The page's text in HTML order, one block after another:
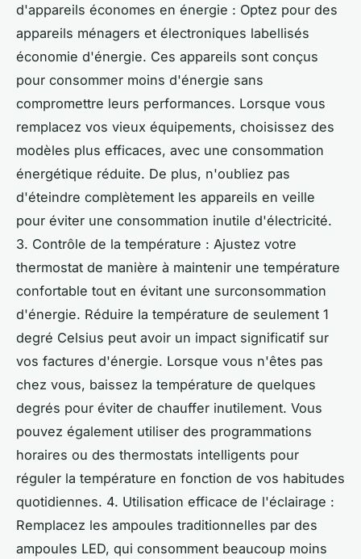
d'appareils économes en énergie : Optez pour des
appareils ménagers et électroniques labellisés
économie d'énergie. Ces appareils sont conçus
pour consommer moins d'énergie sans
compromettre leurs performances. Lorsque vous
remplacez vos vieux équipements, choisissez des
modèles plus efficaces, avec une consommation
énergétique réduite. De plus, n'oubliez pas
d'éteindre complètement les appareils en veille
pour éviter une consommation inutile d'électricité.
3. Contrôle de la température : Ajustez votre
thermostat de manière à maintenir une température
confortable tout en évitant une surconsommation
d'énergie. Réduire la température de seulement 1
degré Celsius peut avoir un impact significatif sur
vos factures d'énergie. Lorsque vous n'êtes pas
chez vous, baissez la température de quelques
degrés pour éviter de chauffer inutilement. Vous
pouvez également utiliser des programmations
horaires ou des thermostats intelligents pour
réguler la température en fonction de vos habitudes
quotidiennes. 4. Utilisation efficace de l'éclairage :
Remplacez les ampoules traditionnelles par des
ampoules LED, qui consomment beaucoup moins